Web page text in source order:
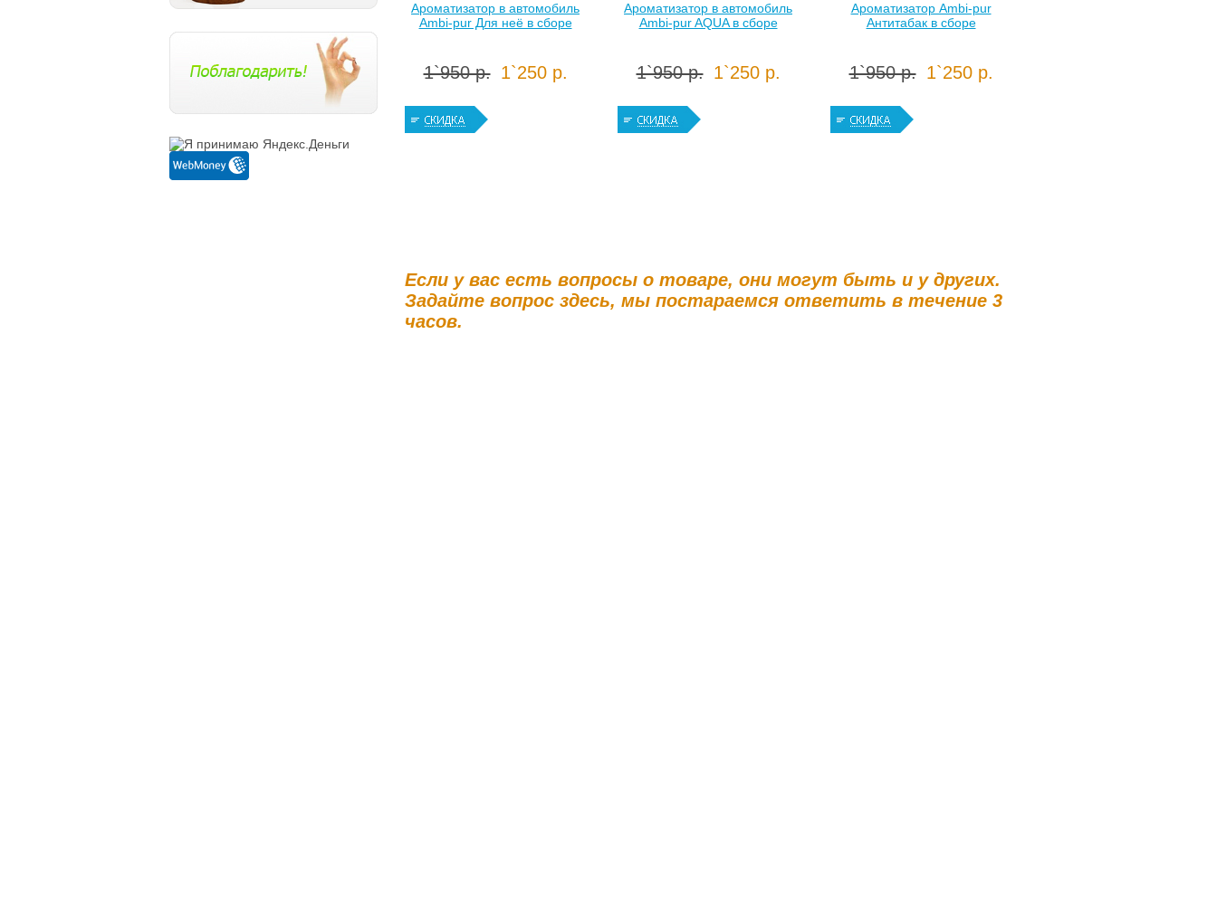
Ароматизатор в автомобиль
Ambi-pur Для неё в сборе
1`950 р. 1`250 р.
Ароматизатор в автомобиль
Ambi-pur AQUA в сборе
1`950 р. 1`250 р.
Ароматизатор Ambi-pur
Антитабак в сборе
1`950 р. 1`250 р.
Если у вас есть вопросы о товаре, они могут быть и у других.
Задайте вопрос здесь, мы постараемся ответить в течение 3
часов.